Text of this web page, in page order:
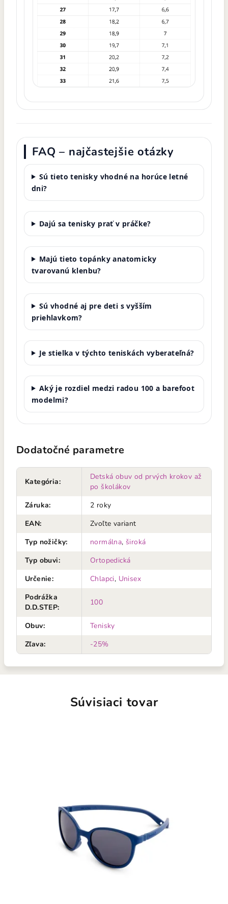
FAQ – najčastejšie otázky
Sú tieto tenisky vhodné na horúce letné
dni?
Dajú sa tenisky prať v práčke?
Majú tieto topánky anatomicky
tvarovanú klenbu?
Sú vhodné aj pre deti s vyšším
priehlavkom?
Je stielka v týchto teniskách vyberateľná?
Aký je rozdiel medzi radou 100 a barefoot
modelmi?
Dodatočné parametre
Kategória:
Detská obuv od prvých krokov až
po školákov
Záruka:
2 roky
EAN:
Zvoľte variant
Typ nožičky: normálna, široká
Typ obuvi:
Ortopedická
Určenie: Chlapci, Unisex
Podrážka
D.D.STEP:
100
Obuv:
Tenisky
Zľava: -25%
Súvisiaci tovar